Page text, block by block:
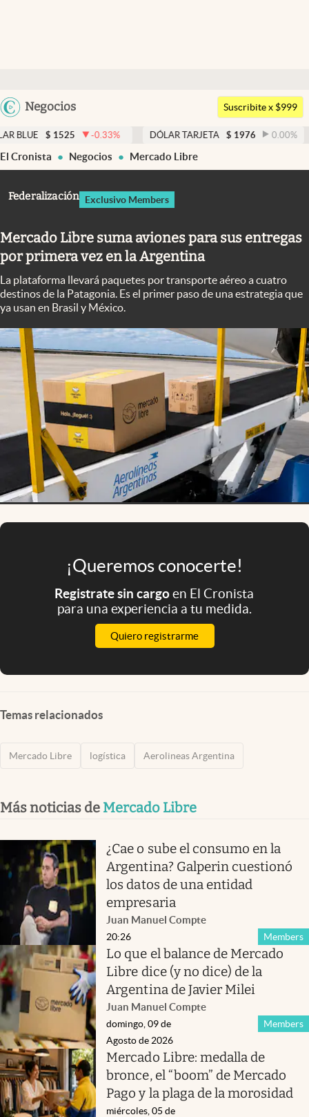
Argentina
Negocios
Members
Economía y Política
Finanzas y Mercados
Columnistas
Otras secciones
Apertura
Infotechnology
Clase
Clima
Mundial 2026
Eventos Corporativos
El Cronista Studio
Mediakit
abre en nueva pestaña
Suscribite x $999
-0.33% DÓLAR TARJETA $ 1976 0.00 % DÓLAR
El Cronista Negocios Mercado Libre
Federalización Exclusivo Members
Mercado Libre suma aviones para sus entregas
por primera vez en la Argentina
La plataforma llevará paquetes por transporte aéreo a cuatro
destinos de la Patagonia. Es el primer paso de una estrategia que
ya usan en Brasil y México.
¡Queremos conocerte!
Registrate sin cargoen El Cronista
para una experiencia a tu medida.
Quiero registrarme
Temas relacionados
Mercado Libre logística Aerolineas Argentina
Más noticias de Mercado Libre
¿Cae o sube el consumo en la
Argentina? Galperin cuestionó
los datos de una entidad
empresaria
Juan Manuel Compte
Members
20:26
Lo que el balance de Mercado
Libre dice (y no dice) de la
Argentina de Javier Milei
Juan Manuel Compte
Members
domingo, 09 de
Agosto de 2026
Mercado Libre: medalla de
bronce, el “boom” de Mercado
Pago y la plaga de la morosidad
miércoles, 05 de